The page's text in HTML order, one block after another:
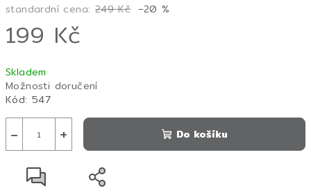
standardní cena: 249 Kč –20 %
199 Kč
cena:
Skladem
Možnosti doručení
Kód: 547
+
− Do košíku